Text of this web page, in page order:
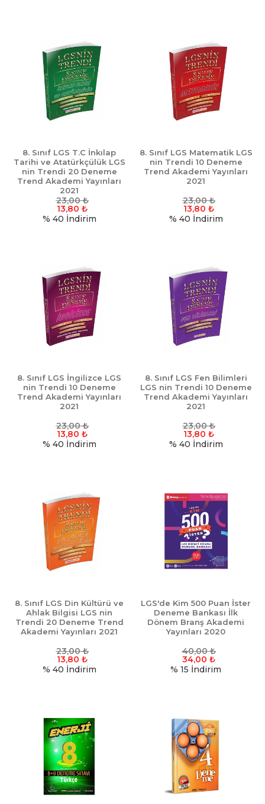
8. Sınıf LGS T.C İnkılap
Tarihi ve Atatürkçülük LGS
nin Trendi 20 Deneme
Trend Akademi Yayınları
2021
23,00₺
13,80 ₺
% 40 İndirim
8. Sınıf LGS Matematik LGS
nin Trendi 10 Deneme
Trend Akademi Yayınları
2021
23,00₺
13,80 ₺
% 40 İndirim
8. Sınıf LGS İngilizce LGS
nin Trendi 10 Deneme
Trend Akademi Yayınları
2021
23,00₺
13,80 ₺
% 40 İndirim
8. Sınıf LGS Fen Bilimleri
LGS nin Trendi 10 Deneme
Trend Akademi Yayınları
2021
23,00₺
13,80 ₺
% 40 İndirim
8. Sınıf LGS Din Kültürü ve
Ahlak Bilgisi LGS nin
Trendi 20 Deneme Trend
Akademi Yayınları 2021
23,00₺
13,80 ₺
% 40 İndirim
LGS'de Kim 500 Puan İster
Deneme Bankası İlk
Dönem Branş Akademi
Yayınları 2020
40,00₺
34,00 ₺
% 15 İndirim